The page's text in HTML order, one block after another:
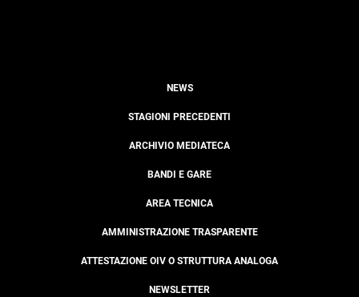
NEWS
STAGIONI PRECEDENTI
ARCHIVIO MEDIATECA
BANDI E GARE
AREA TECNICA
AMMINISTRAZIONE TRASPARENTE
ATTESTAZIONE OIV O STRUTTURA ANALOGA
NEWSLETTER